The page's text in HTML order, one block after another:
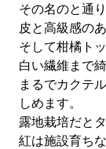
その名のと通
皮と高級感の
そして柑橘ト
白い繊維まで
まるでカクテ
しめます。
露地栽培だと
紅は施設育ち